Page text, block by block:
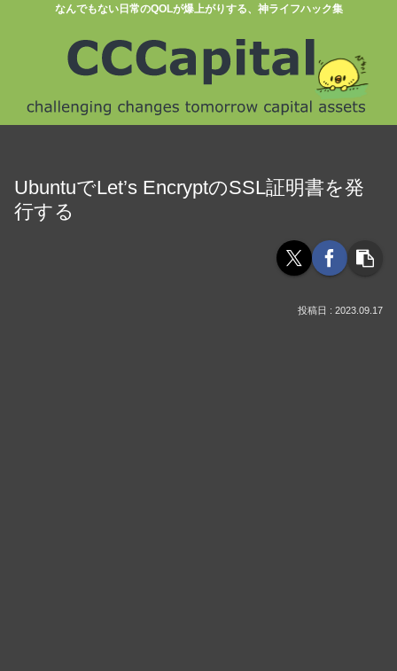
なんでもない日常のQOLが爆上がりする、神ライフハック集
UbuntuでLet’s EncryptのSSL証明書を発
行する
2023.09.17